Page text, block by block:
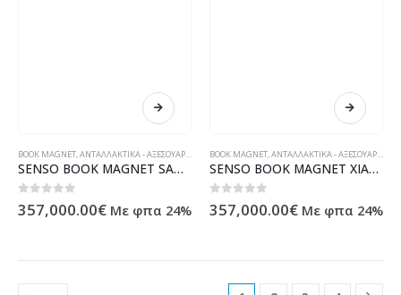
BOOK MAGNET ΑΝΤΑΛΛΑΚΤΙΚΆ - ΑΞΕΣΟΥΆΡ ΥΠΟΛΟΓΙΣΤΏΝ - ΗΛΕΚΤΡΟΝΙΚΆ
SENSO BOOK MAGNET SAMSUNG NOTE 10 gold
0 out of 5
357,000.00€ Με φπα 24%
BOOK MAGNET ΑΝΤΑΛΛΑΚΤΙΚΆ - ΑΞΕΣΟΥΆΡ ΥΠΟΛΟΓΙΣΤΏΝ - ΗΛΕΚΤΡΟΝΙΚΆ
SENSO BOOK MAGNET XIAOMI REDMI GO lime
0 out of 5
357,000.00€ Με φπα 24%